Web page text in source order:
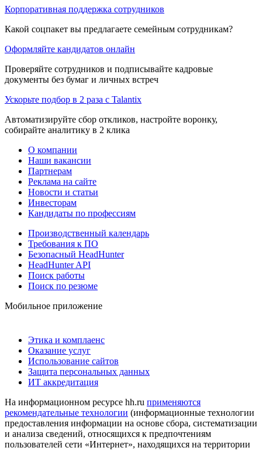
Корпоративная поддержка сотрудников
Какой соцпакет вы предлагаете семейным сотрудникам?
Оформляйте кандидатов онлайн
Проверяйте сотрудников и подписывайте кадровые
документы без бумаг и личных встреч
Ускорьте подбор в 2 раза с Talantix
Автоматизируйте сбор откликов, настройте воронку,
собирайте аналитику в 2 клика
О компании
Наши вакансии
Партнерам
Реклама на сайте
Новости и статьи
Инвесторам
Кандидаты по профессиям
Производственный календарь
Требования к ПО
Безопасный HeadHunter
HeadHunter API
Поиск работы
Поиск по резюме
Мобильное приложение
Этика и комплаенс
Оказание услуг
Использование сайтов
Защита персональных данных
ИТ аккредитация
На информационном ресурсе hh.ru применяются
рекомендательные технологии (информационные технологии
предоставления информации на основе сбора, систематизации
и анализа сведений, относящихся к предпочтениям
пользователей сети «Интернет», находящихся на территории